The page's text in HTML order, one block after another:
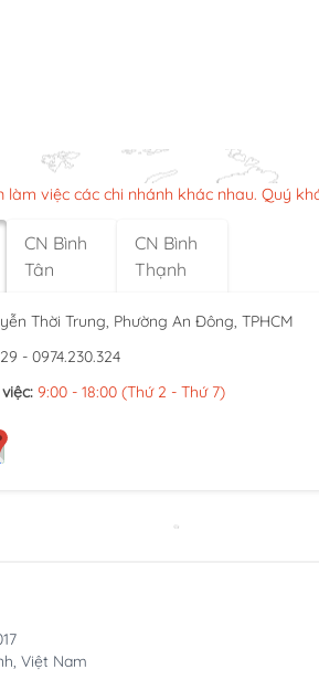
làm việc các chi nhánh khác nhau. Quý
CN Bình
Tân
CN Bình
Thạnh
Thời Trung, Phường An Đông, TPHCM
- 0974.230.324
9:00 - 18:00 (Thứ 2 - Thứ 7)
Việt Nam